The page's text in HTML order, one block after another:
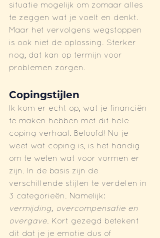
situatie mogelijk om zomaar alles
te zeggen wat je voelt en denkt.
Maar het vervolgens wegstoppen
is ook niet de oplossing. Sterker
nog, dat kan op termijn voor
problemen zorgen.
Copingstijlen
Ik kom er echt op, wat je financiën
te maken hebben met dit hele
coping verhaal. Beloofd! Nu je
weet wat coping is, is het handig
om te weten wat voor vormen er
zijn. In de basis zijn de
verschillende stijlen te verdelen in
3 categorieën. Namelijk:
vermijding, overcompensatie en
overgave. Kort gezegd betekent
dit dat je je emotie dus of